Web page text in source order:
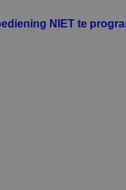
NIET te